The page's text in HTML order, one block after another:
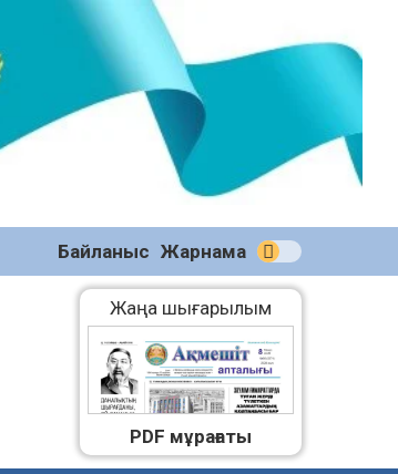
Байланыс Жарнама
Жаңа шығарылым
(2271)
08.08.2026
PDF мұрағаты